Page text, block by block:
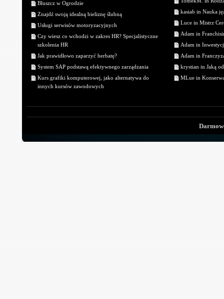
Bluszcz w Ogrodzie
Znajdź swoją idealną bieliznę ślubną
Usługi serwisów motoryzacyjnych
Czy wiesz co wchodzi w zakres HR? Specjalistyczne
szkolenia HR
Jak prawidłowo zaparzyć herbatę?
System SAP podstawą efektywnego zarządzania
Kurs grafiki komputerowej, jako alternatywa do
innych kursów zawodowych
kasiab in Nauka
Luce in Mistrz
Adam in
Adam in
Adam in
krystian in Jaką
MLue in